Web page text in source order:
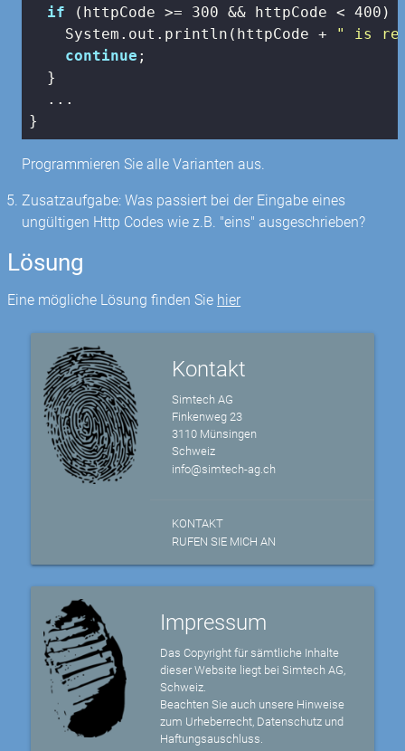
if (httpCode >= 300 && httpCode < 400 )
    System.out.println(httpCode +
" is
continue ;
  }
  ...
}
Programmieren Sie alle Varianten aus.
Zusatzaufgabe: Was passiert bei der Eingabe eines
ungültigen Http Codes wie z.B. "eins" ausgeschrieben?
Lösung
Eine mögliche Lösung finden Sie hier
Kontakt
Simtech AG
Finkenweg 23
3110 Münsingen
Schweiz
info@simtech-ag.ch
KONTAKT
RUFEN SIE MICH AN
Impressum
Das Copyright für sämtliche Inhalte
dieser Website liegt bei Simtech AG,
Schweiz.
Beachten Sie auch unsere Hinweise
zum Urheberrecht, Datenschutz und
Haftungsauschluss.